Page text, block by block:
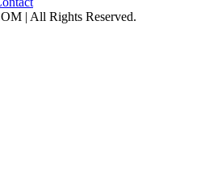
| All Rights Reserved.